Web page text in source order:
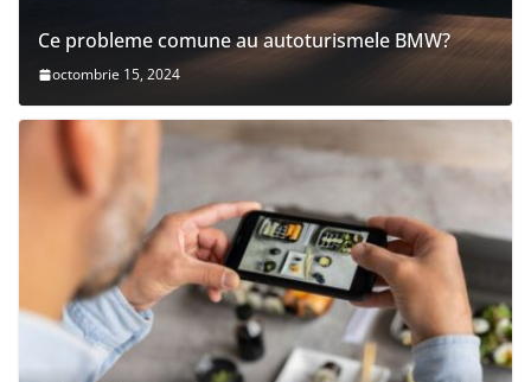
Ce probleme comune au autoturismele BMW?
octombrie 15, 2024